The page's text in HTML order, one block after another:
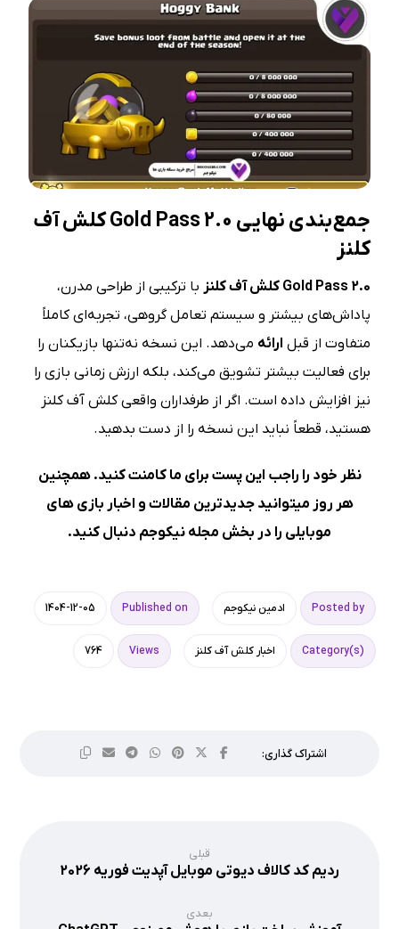
جمع‌بندی نهایی Gold Pass 2.0کلش آف
کلنز
Gold Pass 2.0 کلش آف کلنز با ترکیبی از طراحی مدرن،
پاداش‌های بیشتر و سیستم تعامل گروهی، تجربه‌ای کاملاً
متفاوت از قبل ارائه می‌دهد. این نسخه نه‌تنها بازیکنان را
برای فعالیت بیشتر تشویق می‌کند، بلکه ارزش زمانی بازی را
نیز افزایش داده است. اگر از طرفداران واقعی کلش آف کلنز
هستید، قطعاً نباید این نسخه را از دست بدهید.
نظر خود را راجب این پست برای ما کامنت کنید. همچنین
هر روز میتوانید جدیدترین مقالات و اخبار بازی های
موبایلی را در بخش مجله نیکوجم دنبال کنید.
Posted by ادمین نیکوجم Published on
1404-12-05
Category(s) اخبار کلش آف کلنز Views
764
قبلی
ردیم کد کالاف دیوتی موبایل آپدیت فوریه 2026
بعدی